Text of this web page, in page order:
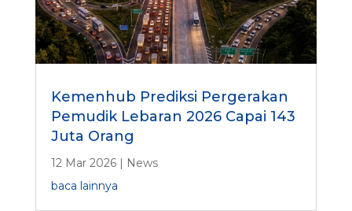
Kemenhub Prediksi Pergerakan
Pemudik Lebaran 2026 Capai 143
Juta Orang
12 Mar 2026| News
baca lainnya